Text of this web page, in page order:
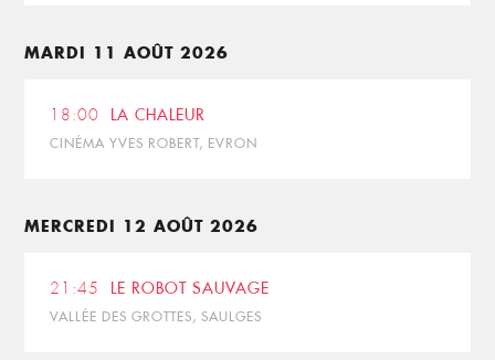
MARDI 11 AOÛT 2026
18:00 LA CHALEUR
CINÉMA YVES ROBERT, EVRON
MERCREDI 12 AOÛT 2026
21:45 LE ROBOT SAUVAGE
VALLÉE DES GROTTES, SAULGES